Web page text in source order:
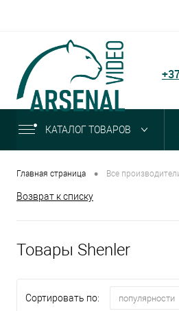
КАТАЛОГ ТОВАРОВ
Главная страница • Все
Возврат к списку
Товары Shenler
Сортировать по: популярности